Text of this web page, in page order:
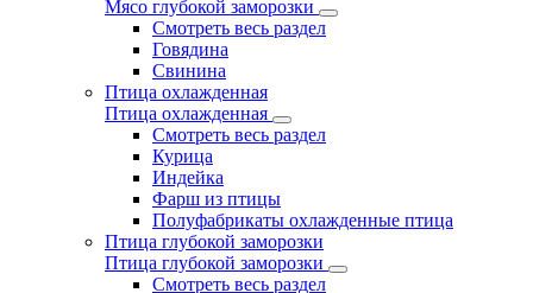
Мясо глубокой заморозки
Смотреть весь раздел
Говядина
Свинина
Птица охлажденная
Птица охлажденная
Смотреть весь раздел
Курица
Индейка
Фарш из птицы
Полуфабрикаты охлажденные птица
Птица глубокой заморозки
Птица глубокой заморозки
Смотреть весь раздел